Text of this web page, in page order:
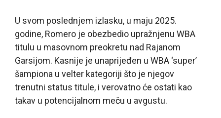
U svom poslednjem izlasku, u maju 2025.
godine, Romero je obezbedio upražnjenu WBA
titulu u masovnom preokretu nad Rajanom
Garsijom. Kasnije je unaprijeđen u WBA ‘super’
šampiona u velter kategoriji što je njegov
trenutni status titule, i verovatno će ostati kao
takav u potencijalnom meču u avgustu.